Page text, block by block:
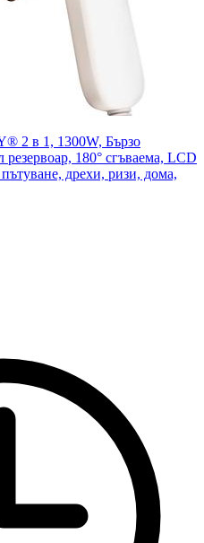
2 в 1, 1300W, Бързо
резервоар, 180° сгъваема, LCD
дрехи, ризи, дома,